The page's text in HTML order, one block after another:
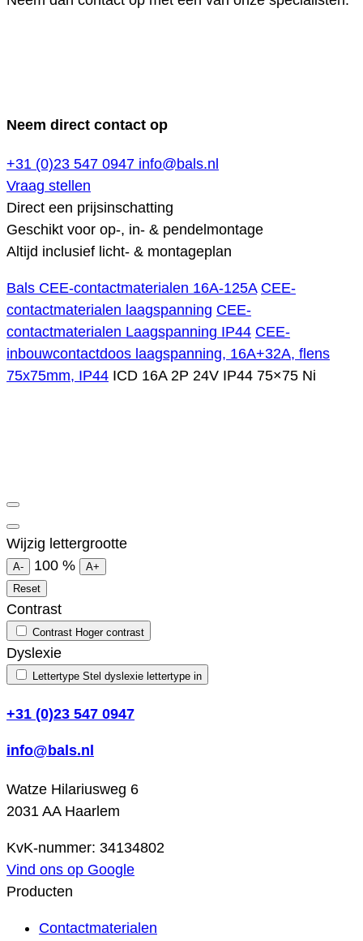
Neem direct contact op
+31 (0)23 547 0947 info@bals.nl
Vraag stellen
Direct een prijsinschatting
Geschikt voor op-, in- & pendelmontage
Altijd inclusief licht- & montageplan
Bals CEE-contactmaterialen 16A-125A CEE-
contactmaterialen laagspanning CEE-
contactmaterialen Laagspanning IP44 CEE-
inbouwcontactdoos laagspanning, 16A+32A, flens
75x75mm, IP44 ICD 16A 2P 24V IP44 75×75 Ni
Wijzig lettergrootte
A- 100 %
A+
Reset
Contrast
Contrast Hoger contrast
Dyslexie
Lettertype Stel dyslexie lettertype in
+31 (0)23 547 0947
info@bals.nl
Watze Hilariusweg 6
2031 AA Haarlem
KvK-nummer: 34134802
Vind ons op Google
Producten
Contactmaterialen